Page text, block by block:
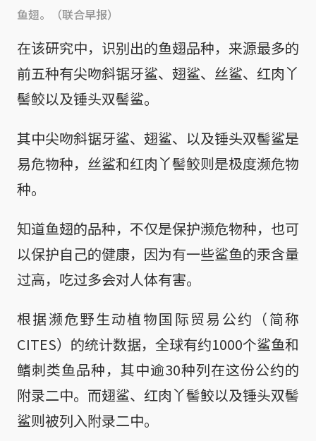
鱼翅。（联合早报）
在该研究中，识别出的鱼翅品种，来源最多的
前五种有尖吻斜锯牙鲨、翅鲨、丝鲨、红肉丫
髻鲛以及锤头双髻鲨。
其中尖吻斜锯牙鲨、翅鲨、以及锤头双髻鲨是
易危物种，丝鲨和红肉丫髻鲛则是极度濒危物
种。
知道鱼翅的品种，不仅是保护濒危物种，也可
以保护自己的健康，因为有一些鲨鱼的汞含量
过高，吃过多会对人体有害。
根据濒危野生动植物国际贸易公约（简称
CITES）的统计数据，全球有约1000个鲨鱼和
鳍刺类鱼品种，其中逾30种列在这份公约的
附录二中。而翅鲨、红肉丫髻鲛以及锤头双髻
鲨则被列入附录二中。